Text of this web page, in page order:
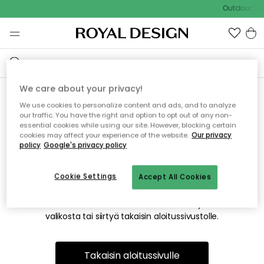
Outdoor
Emme valitettavasti löydä
etsimääsi sivua
Tämä voi johtua siitä, että sivua ei enää ole tai siitä, että se
on siirretty muualle. Pahoittelemme tästä mahdollisesti
valikosta tai siirtyä takaisin aloitussivustolle.
Takaisin aloitussivulle
We care about your privacy!
We use cookies to personalize content and ads, and to analyze
our traffic. You have the right and option to opt out of any non-
essential cookies while using our site. However, blocking certain
cookies may affect your experience of the website. Our privacy
policy Google's privacy policy
Accept All Cookies
Cookie Settings